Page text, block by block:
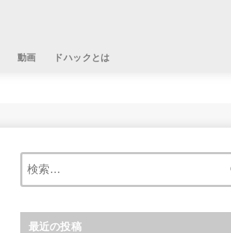
動画 ドハックとは
最近の投稿